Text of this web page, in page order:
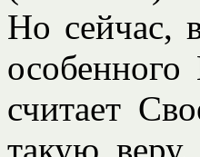
Но сейчас,
считает